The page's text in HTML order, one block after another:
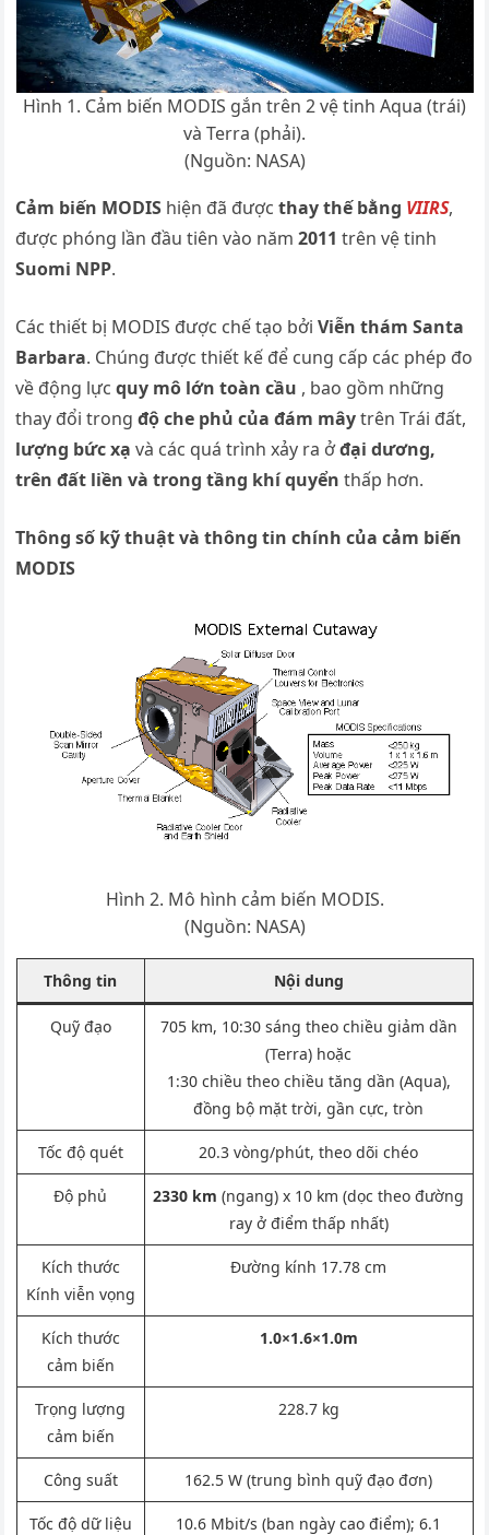
Hình 1. Cảm biến MODIS gắn trên 2 vệ tinh Aqua (trái)
và Terra (phải).
(Nguồn: NASA)
Cảm biến MODIS hiện đã đượcthay thế bằng VIIRS,
được phóng lần đầu tiên vào năm2011trên vệ tinh
Suomi NPP.
Các thiết bị MODIS được chế tạo bởiViễn thám Santa
Barbara. Chúng được thiết kế để cung cấp các phép đo
về động lựcquy mô lớn toàn cầu , bao gồm những
thay đổi trongđộ che phủ của đám mâytrên Trái đất,
lượng bức xạ và các quá trình xảy ra ởđại dương,
trên đất liền và trong tầng khí quyển thấp hơn.
Thông số kỹ thuật và thông tin chính của cảm biến
MODIS
Hình 2. Mô hình cảm biến MODIS.
(Nguồn: NASA)
Thông tin Nội dung
Quỹ đạo
705 km, 10:30 sáng theo chiều giảm dần
(Terra) hoặc
1:30 chiều theo chiều tăng dần (Aqua),
đồng bộ mặt trời, gần cực, tròn
Tốc độ quét 20.3 vòng/phút, theo dõi chéo
Độ phủ 2330 km (ngang) x 10 km (dọc theo đường
ray ở điểm thấp nhất)
Kích thước
Kính viễn vọng
Đường kính 17.78 cm
Kích thước
cảm biến
1.0×1.6×1.0m
Trọng lượng
cảm biến
228.7 kg
Công suất 162.5 W (trung bình quỹ đạo đơn)
Tốc độ dữ liệu
10.6 Mbit/s (ban ngày cao điểm); 6.1